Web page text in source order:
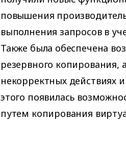
повышения
выполнения запросов в
Также была обеспечена
резервного копирования,
некорректных действиях
этого появилась
путем копирования